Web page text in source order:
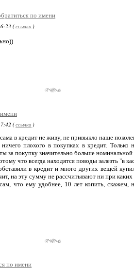
по имени
(ссылка )
(ссылка )
в кредит не живу, не привыкло наше
плохого в покупках в кредит. Только
за покупку значительно больше
что всегда находятся поводы залезть "в
в кредит и много других вещей
на эту сумму не рассчитывают ни при каких
что ему удобнее, 10 лет копить,
по имени